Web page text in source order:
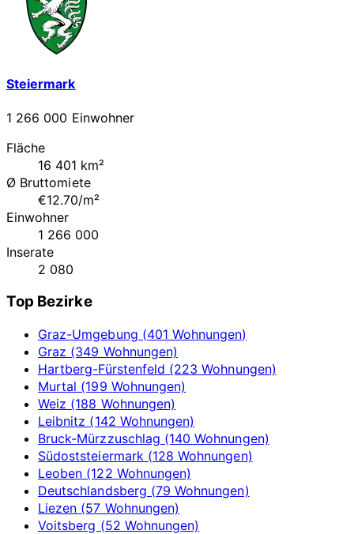
Steiermark
1 266 000 Einwohner
Fläche
16 401 km²
Ø Bruttomiete
€12.70/m²
Einwohner
1 266 000
Inserate
2 080
Top Bezirke
Graz-Umgebung (401 Wohnungen)
Graz (349 Wohnungen)
Hartberg-Fürstenfeld (223 Wohnungen)
Murtal (199 Wohnungen)
Weiz (188 Wohnungen)
Leibnitz (142 Wohnungen)
Bruck-Mürzzuschlag (140 Wohnungen)
Südoststeiermark (128 Wohnungen)
Leoben (122 Wohnungen)
Deutschlandsberg (79 Wohnungen)
Liezen (57 Wohnungen)
Voitsberg (52 Wohnungen)